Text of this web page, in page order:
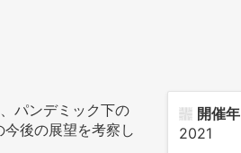
パンデミック下の
後の展望を考察し
開催年
2021